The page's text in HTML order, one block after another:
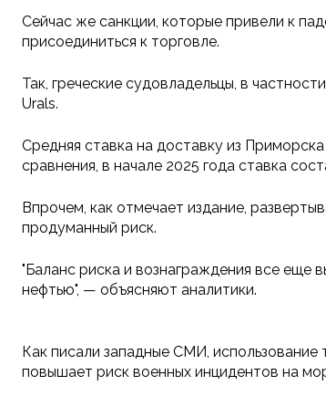
Сейчас же санкции, которые привели к
присоединиться к торговле.
Так, греческие судовладельцы, в
Urals.
Средняя ставка на доставку из
сравнения, в начале 2025 года ставка
Впрочем, как отмечает издание,
продуманный риск.
"Баланс риска и вознаграждения все еще
нефтью", — объясняют аналитики.
Как писали западные СМИ,
повышает риск военных инцидентов на